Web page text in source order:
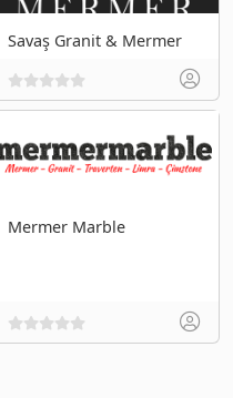
Savaş Granit & Mermer
Mermer Marble